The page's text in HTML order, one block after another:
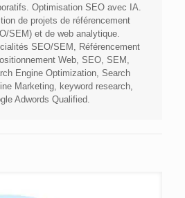
Optimisation SEO avec IA.
de projets de référencement
SEM) et de web analytique.
SEO/SEM, Référencement
Web, SEO, SEM,
Engine Optimization, Search
Marketing, keyword research,
Adwords Qualified.